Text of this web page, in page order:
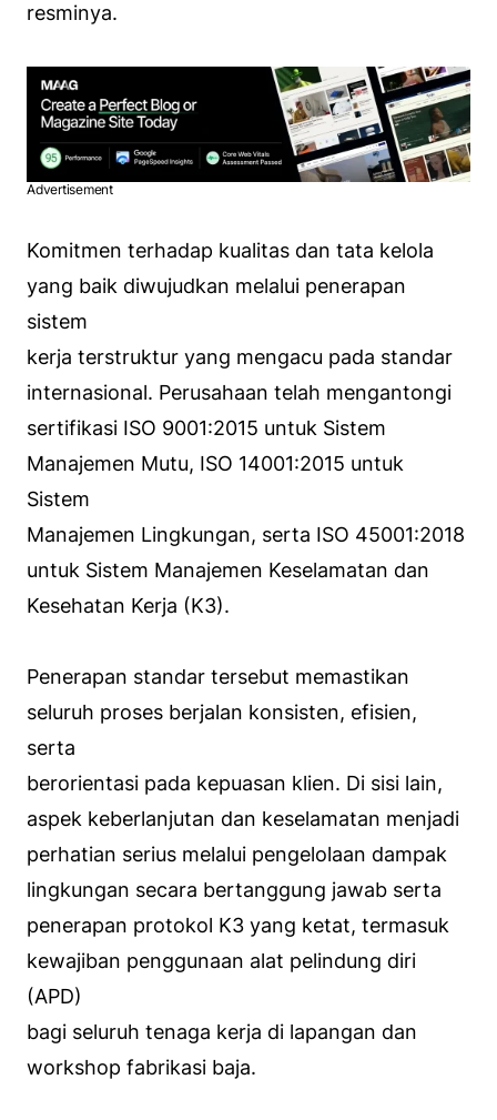
resminya.
Advertisement
Komitmen terhadap kualitas dan tata kelola
yang baik diwujudkan melalui penerapan
sistem
kerja terstruktur yang mengacu pada standar
internasional. Perusahaan telah mengantongi
sertifikasi ISO 9001:2015 untuk Sistem
Manajemen Mutu, ISO 14001:2015 untuk
Sistem
Manajemen Lingkungan, serta ISO 45001:2018
untuk Sistem Manajemen Keselamatan dan
Kesehatan Kerja (K3).
Penerapan standar tersebut memastikan
seluruh proses berjalan konsisten, efisien,
serta
berorientasi pada kepuasan klien. Di sisi lain,
aspek keberlanjutan dan keselamatan menjadi
perhatian serius melalui pengelolaan dampak
lingkungan secara bertanggung jawab serta
penerapan protokol K3 yang ketat, termasuk
kewajiban penggunaan alat pelindung diri
(APD)
bagi seluruh tenaga kerja di lapangan dan
workshop fabrikasi baja.